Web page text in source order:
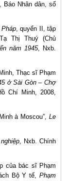
Báo Nhân dân, số
, quyển II, tập
Thị Thuý (Chủ
năm 1945, Nxb.
Thạc sĩ Phạm
ở Sài Gòn – Chợ
Chí Minh, 2008,
à Moscou”, Le
, Nxb. Chính
của bác sĩ Phạm
Bộ Y tế, Phạm